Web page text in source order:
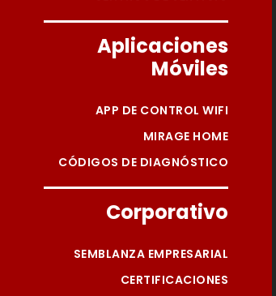
Aplicaciones
Móviles
APP DE CONTROL WIFI
MIRAGE HOME
CÓDIGOS DE DIAGNÓSTICO
Corporativo
SEMBLANZA EMPRESARIAL
CERTIFICACIONES